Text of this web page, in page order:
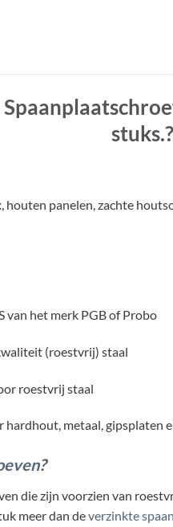
stuks.?
panelen, zachte
van het merk PGB of Probo
(roestvrij) staal
roestvrij staal
metaal, gipsplaten
?
die zijn voorzien van
meer dan deverzinkte